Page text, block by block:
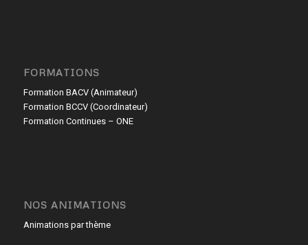
FORMATIONS
Formation BACV (Animateur)
Formation BCCV (Coordinateur)
Formation Continues – ONE
NOS ANIMATIONS
Animations par thème